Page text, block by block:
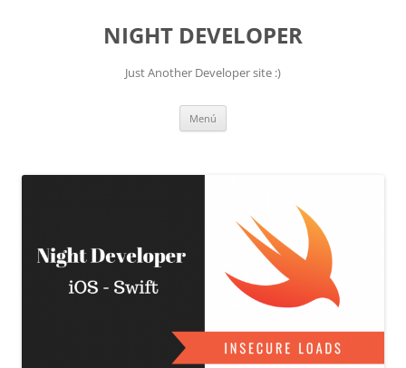
NIGHT DEVELOPER
Just Another Developer site :)
Menú